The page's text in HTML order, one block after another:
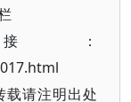
：
载请注明出处